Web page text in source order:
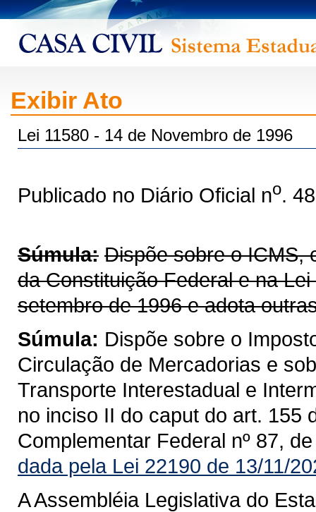
Exibir Ato
Lei 11580 - 14 de Novembro de 1996
Publicado no Diário Oficial no.
Súmula: Dispõe sobre o ICMS,
da Constituição Federal e na
setembro de 1996 e adota
Súmula: Dispõe sobre o
Circulação de Mercadorias e
Transporte Interestadual e
no inciso II do caput do art. 155
Complementar Federal nº 87,
dada pela Lei 22190 de 13/11/
A Assembléia Legislativa do